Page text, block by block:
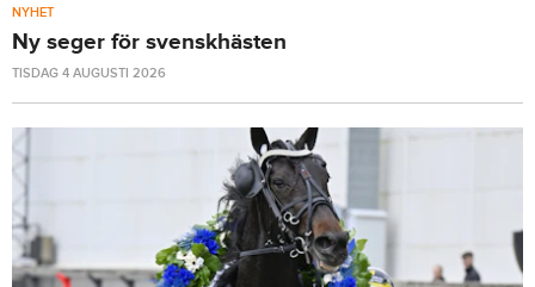
NYHET
Ny seger för svenskhästen
TISDAG 4 AUGUSTI 2026